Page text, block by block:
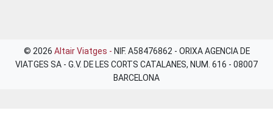
© 2026 Altair Viatges - NIF. A58476862 - ORIXA AGENCIA DE
VIATGES SA - G.V. DE LES CORTS CATALANES, NUM. 616 - 08007
BARCELONA